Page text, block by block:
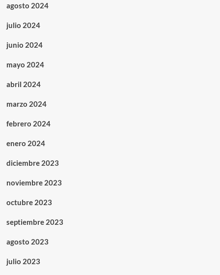
agosto 2024
julio 2024
junio 2024
mayo 2024
abril 2024
marzo 2024
febrero 2024
enero 2024
diciembre 2023
noviembre 2023
octubre 2023
septiembre 2023
agosto 2023
julio 2023